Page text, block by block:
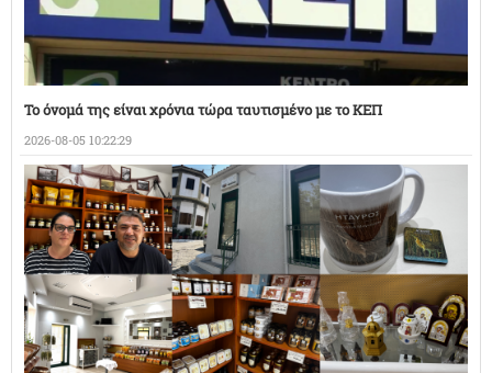
Το όνομά της είναι χρόνια τώρα ταυτισμένο με το ΚΕΠ
2026-08-05 10:22:29